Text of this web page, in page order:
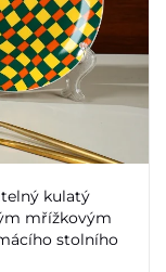
kulatý
mřížkovým
stolního